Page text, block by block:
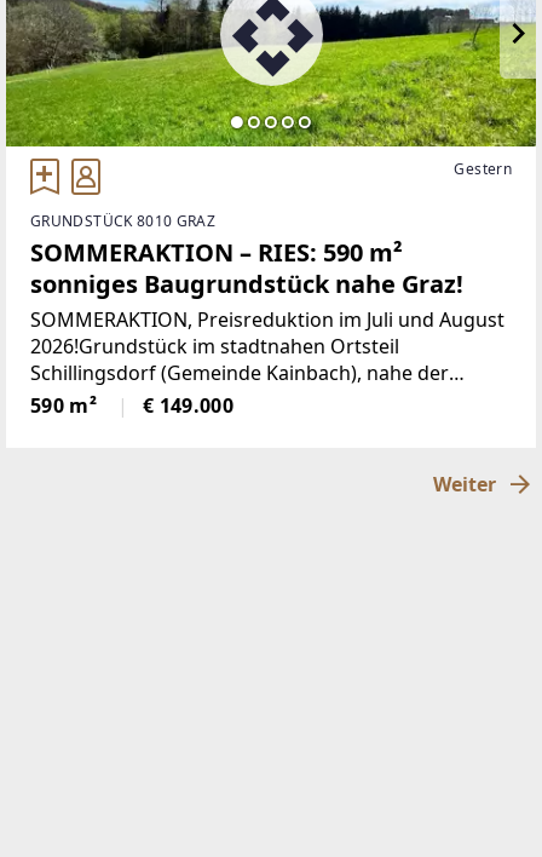
Gestern
GRUNDSTÜCK 8010 GRAZ
SOMMERAKTION – RIES: 590 m²
sonniges Baugrundstück nahe Graz!
SOMMERAKTION, Preisreduktion im Juli und August
2026!Grundstück im stadtnahen Ortsteil
Schillingsdorf (Gemeinde Kainbach), nahe der
Grazer Stadtgrenze, mit toller Verkehrsanbindung
nach Graz und Gleisdorf!Überzeugen Sie sich und
590 m² € 149.000
Weiter